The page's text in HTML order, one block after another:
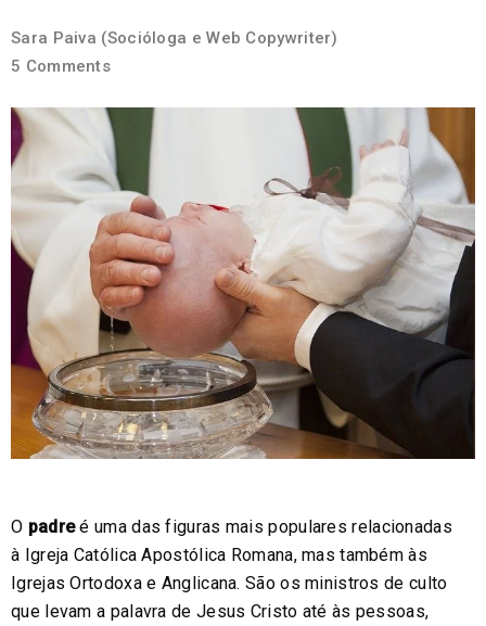
Sara Paiva (Socióloga e Web Copywriter)
5 Comments
O padreé uma das figuras mais populares relacionadas
à Igreja Católica Apostólica Romana, mas também às
Igrejas Ortodoxa e Anglicana. São os ministros de culto
que levam a palavra de Jesus Cristo até às pessoas,